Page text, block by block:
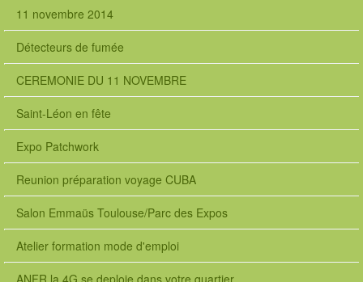
11 novembre 2014
Détecteurs de fumée
CEREMONIE DU 11 NOVEMBRE
Saint-Léon en fête
Expo Patchwork
Reunion préparation voyage CUBA
Salon Emmaüs Toulouse/Parc des Expos
Atelier formation mode d'emploi
ANFR la 4G se deploie dans votre quartier